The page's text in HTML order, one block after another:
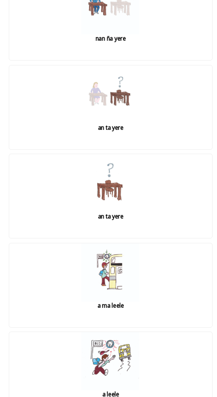
nan ña yere
an ta yere
an ta yere
a ma leele
a leele